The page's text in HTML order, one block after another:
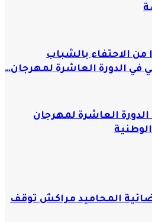
الاحتفاء بالشباب
في الدورة العاشرة لمهرجان…
العاشرة لمهرجان
المحاميد مراكش توقف